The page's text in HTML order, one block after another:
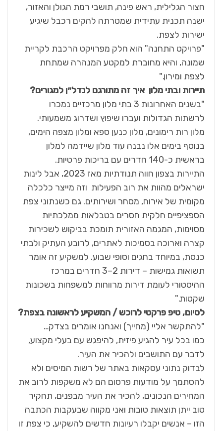
חצור הגלילית, ראש פינה, תושבי רמת הגולן והאזור,
ישנה תכנית עתידית שמטרתה להקים רכבל שיגיע
ישירות לצפת.
"פרויקט התחנה" הוא חלק מפרויקט הרכבת לקריית
שמונה, והיא מחוברת למקטע המנהרה שמתחת
לצפת ומירון."
תיירות ובתי מלון איך זה מתורגם לנדל״ן למגורים?
"בשנים האחרונות 3 בתי מלון מרכזיים נמכרו
לרשתות הגדולות ועברו שיפוץ ושדרוג משמעותי.
מלון רות רימונים, מלון כנען ספא ומלון מצפה הימים,
בנוסף בימים אלו נבנה עוד מלון שיידמה למלון
בראשית כ-140 חדרים עם בריכות פרטיות.
התיירות בצפון חווה תנודתיות מאז 2023, אבל לינות
ישראלים מהוות את רוב הפעילות וזה מייצר כלכלה
מקומית של אירוח, מסחר ושירותים. גם כשנתוני צפת
הספציפיים חלקית חסרים בטבלאות ממלכתיות
מסוימות, המגמה האזורית תומכת בביקוש לשכירות
קצרה וארוכה בסמיכות לאתרים, לרובע העתיק ולבתי
כנסת, במיוחד בחגים וסופי שבוע. למשקיע זה אומר
תשואות גמישות – דירות 2–3 חדרים במרכז
ההיסטורי לעומת דירות מרווחות למשפחות בשכונות
שקטות."
לסיום, טיפ פרקטי לרוכש / המשקיע לראשונה בצפת?
"להתקשר אליי (מחייך) ואנחנו אומרים בצדק…
כמו בכל עיר להגיע פיזית, להיפגש עם בעלי מקצוע,
לדבר עם התושבים ולהכיר את העיר.
לבדוק נתוני עסקאות באתר של רשות המיסים ולא
להסתמך על מודעות פרסום הם לא משקפות לרוב את
המחירים הנכונים, להכיר את העיר מבפנים, תחקיר
טוב ייתן תוצאות טובות ואני מקווה שבעקבות הכתבה
הזו – אנשים יקבלו רעיונות חדשים להשקיע, כי צפת זו